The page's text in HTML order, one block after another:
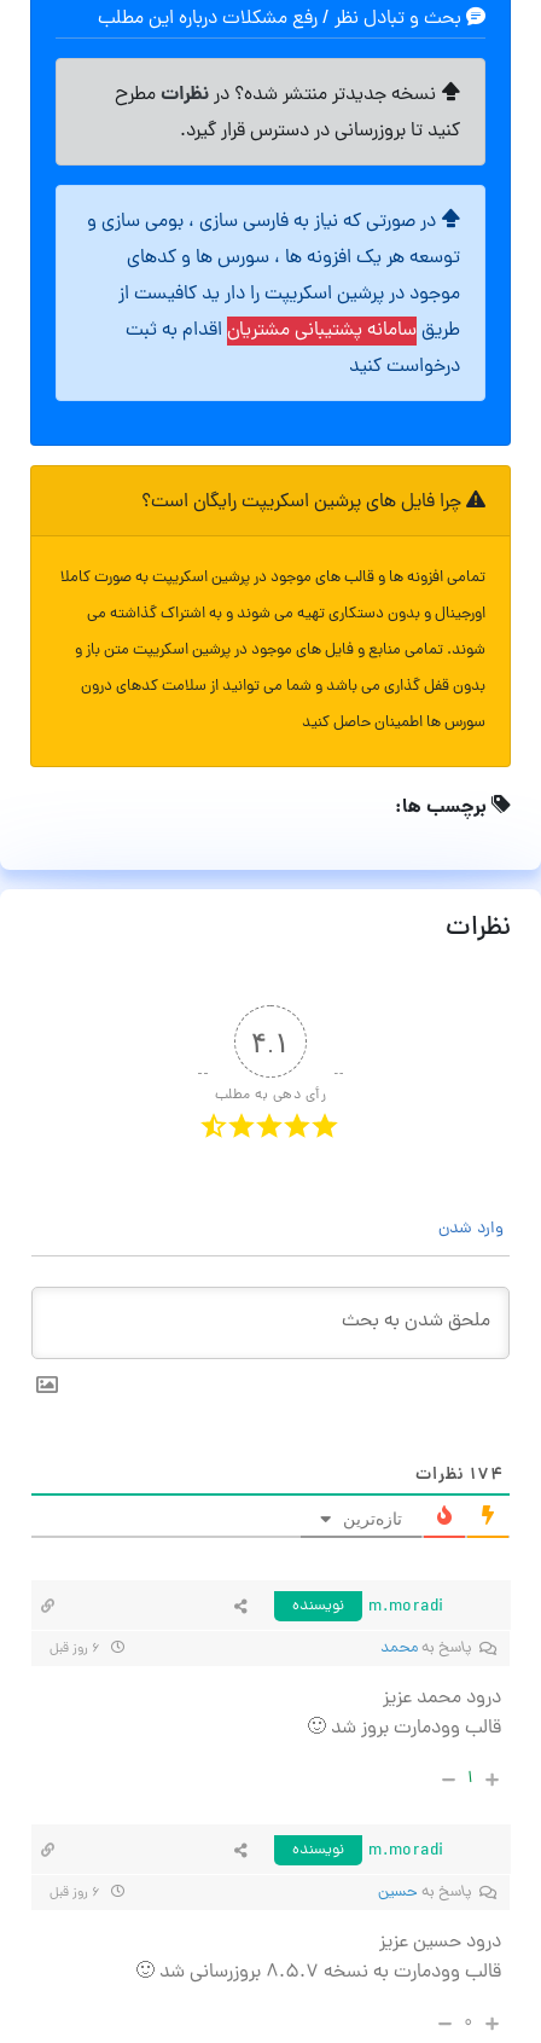
بحث و تبادل نظر / رفع مشکلات درباره این مطلب
نسخه جدیدتر منتشر شده؟ درنظراتمطرح
کنید تا بروزرسانی در دسترس قرار گیرد.
در صورتی که نیاز به فارسی سازی ، بومی سازی و
توسعه هر یک افزونه ها ، سورس ها و کدهای
موجود در پرشین اسکریپت را دار ید کافیست از
طریقسامانه پشتیبانی مشتریان اقدام به ثبت
درخواست کنید
چرا فایل های پرشین اسکریپت رایگان است؟
تمامی افزونه ها و قالب های موجود در پرشین اسکریپت به صورت کاملا
اورجینال و بدون دستکاری تهیه می شوند و به اشتراک گذاشته می
شوند. تمامی منابع و فایل های موجود در پرشین اسکریپت متن باز و
بدون قفل گذاری می باشد و شما می توانید از سلامت کدهای درون
سورس ها اطمینان حاصل کنید
برچسب ها:
نظرات
۴.۱
رأی دهی به مطلب
وارد شدن
۱۷۴ نظرات
تازه‌ترین
m.moradi
نویسنده
پاسخ بهمحمد
درود محمد عزیز
قالب وودمارت بروز شد 🙂
۱
m.moradi
نویسنده
پاسخ به حسین
درود حسین عزیز
قالب وودمارت به نسخه ۸.۵.۷ بروزرسانی شد 🙂
۰